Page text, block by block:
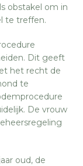
obstakel om in
te treffen.
Dit geeft
het recht de
te
De vrouw
oud, de